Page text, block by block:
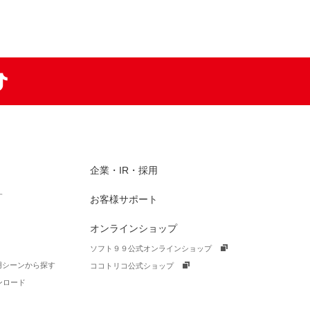
ーンから探す
ロード
企業・IR・採用
お客様サポート
オンラインショップ
ソフト９９公式オンラインショップ
ココトリコ公式ショップ